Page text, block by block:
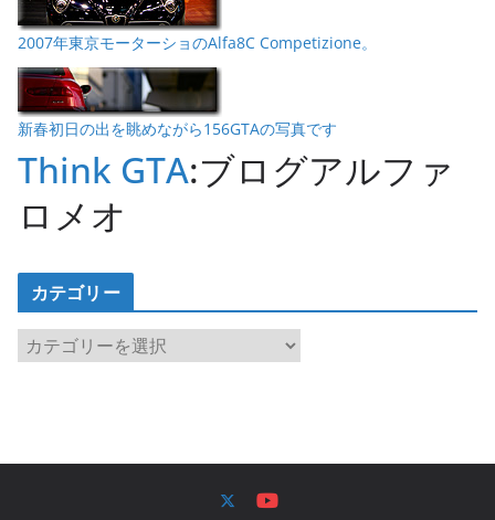
2007年東京モーターショのAlfa8C Competizione。
新春初日の出を眺めながら156GTAの写真です
Think GTA:ブログアルファ
ロメオ
カテゴリー
カ
テ